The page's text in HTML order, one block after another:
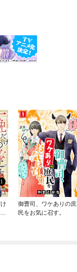
御曹司、ワケありの庶
民をお気に召す。